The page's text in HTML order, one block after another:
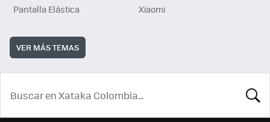
Pantalla Elástica
Xiaomi
VER MÁS TEMAS